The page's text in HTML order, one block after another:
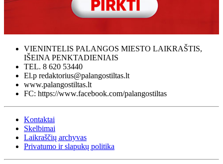
VIENINTELIS PALANGOS MIESTO LAIKRAŠTIS,
IŠEINA PENKTADIENIAIS
TEL. 8 620 53440
El.p redaktorius@palangostiltas.lt
www.palangostiltas.lt
FC: https://www.facebook.com/palangostiltas
Kontaktai
Skelbimai
Laikraščių archyvas
Privatumo ir slapukų politika